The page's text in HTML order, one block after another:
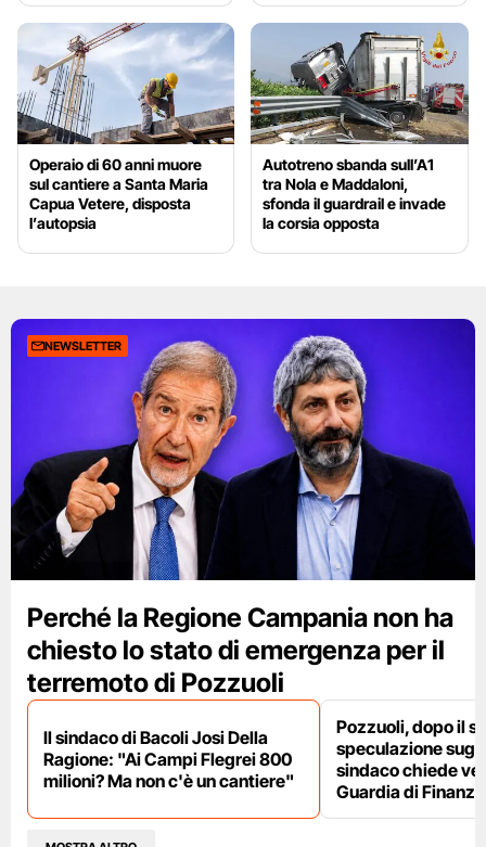
Operaio di 60 anni muore
sul cantiere a Santa Maria
Capua Vetere, disposta
l’autopsia
Autotreno sbanda sull’A1
tra Nola e Maddaloni,
sfonda il guardrail e invade
la corsia opposta
NEWSLETTER
Perché la Regione Campania non ha
chiesto lo stato di emergenza per il
terremoto di Pozzuoli
Il sindaco di Bacoli Josi Della
Ragione: "Ai Campi Flegrei 800
milioni? Ma non c'è un cantiere"
Pozzuoli, dopo il
speculazione
sindaco chiede
Guardia di Finanza